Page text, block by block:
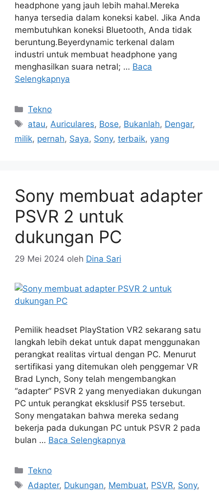
headphone yang jauh lebih mahal.Mereka
hanya tersedia dalam koneksi kabel. Jika Anda
membutuhkan koneksi Bluetooth, Anda tidak
beruntung.Beyerdynamic terkenal dalam
industri untuk membuat headphone yang
menghasilkan suara netral; … Baca
Selengkapnya
Kategori
Tekno
Tag
atau,Auriculares, Bose, Bukanlah, Dengar,
milik, pernah, Saya, Sony, terbaik, yang
Sony membuat adapter
PSVR 2 untuk
dukungan PC
29 Mei 2024 oleh Dina Sari
Pemilik headset PlayStation VR2 sekarang satu
langkah lebih dekat untuk dapat menggunakan
perangkat realitas virtual dengan PC. Menurut
sertifikasi yang ditemukan oleh penggemar VR
Brad Lynch, Sony telah mengembangkan
“adapter” PSVR 2 yang menyediakan dukungan
PC untuk perangkat eksklusif PS5 tersebut.
Sony mengatakan bahwa mereka sedang
bekerja pada dukungan PC untuk PSVR 2 pada
bulan … Baca Selengkapnya
Kategori
Tekno
Tag
Adapter, Dukungan, Membuat, PSVR, Sony,